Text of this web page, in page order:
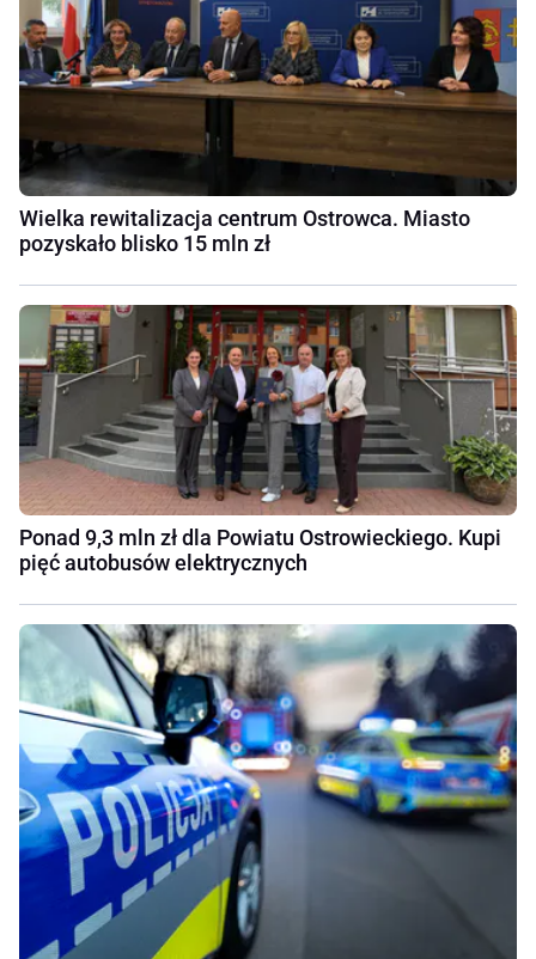
Wielka rewitalizacja centrum Ostrowca. Miasto
pozyskało blisko 15 mln zł
Ponad 9,3 mln zł dla Powiatu Ostrowieckiego. Kupi
pięć autobusów elektrycznych